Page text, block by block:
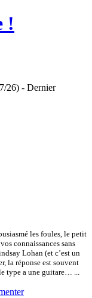
!
26) - Dernier
les foules, le petit
connaissances sans
Lohan (et c’est un
la réponse est souvent
type a une guitare… ...